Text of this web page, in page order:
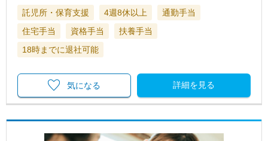
託児所・保育支援 4週8休以上
通勤手当
住宅手当
資格手当
扶養手当
18時までに退社可能
詳細を見る
気になる